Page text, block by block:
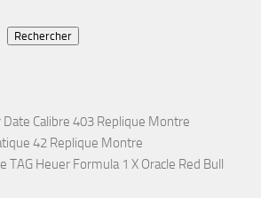
Rechercher
Calibre 403 Replique Montre
42 Replique Montre
TAG Heuer Formula 1 X Oracle Red Bull